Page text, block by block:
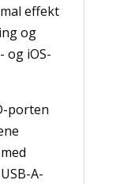
effekt
og
og iOS-
porten
A-